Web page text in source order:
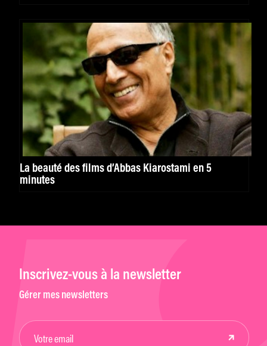
La beauté des films d’Abbas Kiarostami en 5
minutes
Inscrivez-vous à la newsletter
Gérer mes newsletters